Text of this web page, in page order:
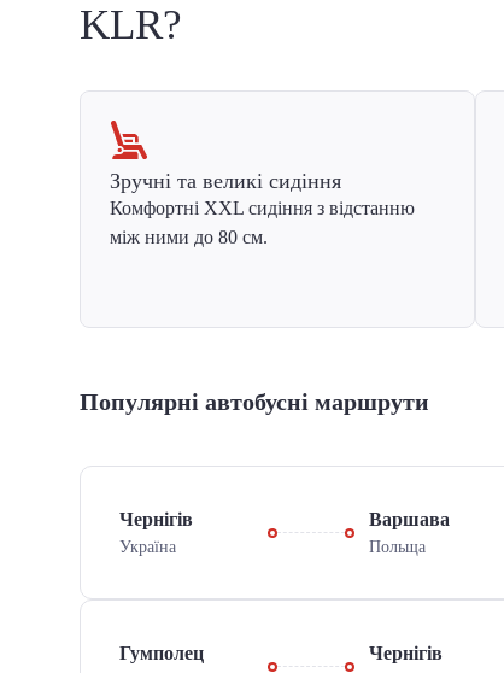
KLR?
Зручні та великі сидіння
Комфортні XXL сидіння з відстанню
між ними до 80 см.
Популярні автобусні маршрути
Чернігів
Україна
Варшава
Польща
Гумполец Чернігів